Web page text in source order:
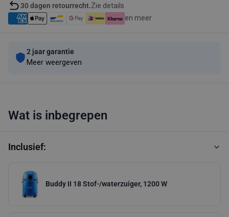
30 dagen retourrecht.Zie details
en meer
2 jaar garantie
Meer weergeven
Wat is inbegrepen
Inclusief:
Buddy II 18 Stof-/waterzuiger, 1200 W